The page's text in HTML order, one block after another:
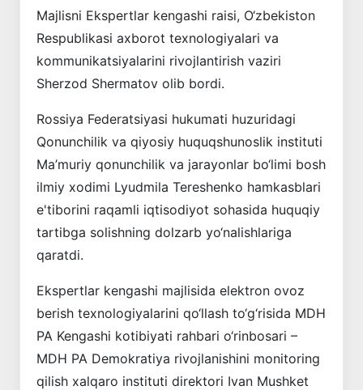
Majlisni Ekspertlar kengashi raisi, O‘zbekiston
Respublikasi axborot texnologiyalari va
kommunikatsiyalarini rivojlantirish vaziri
Sherzod Shermatov olib bordi.
Rossiya Federatsiyasi hukumati huzuridagi
Qonunchilik va qiyosiy huquqshunoslik instituti
Ma’muriy qonunchilik va jarayonlar bo‘limi bosh
ilmiy xodimi Lyudmila Tereshenko hamkasblari
e'tiborini raqamli iqtisodiyot sohasida huquqiy
tartibga solishning dolzarb yo‘nalishlariga
qaratdi.
Ekspertlar kengashi majlisida elektron ovoz
berish texnologiyalarini qo‘llash to‘g‘risida MDH
PA Kengashi kotibiyati rahbari o‘rinbosari –
MDH PA Demokratiya rivojlanishini monitoring
qilish xalqaro instituti direktori Ivan Mushket